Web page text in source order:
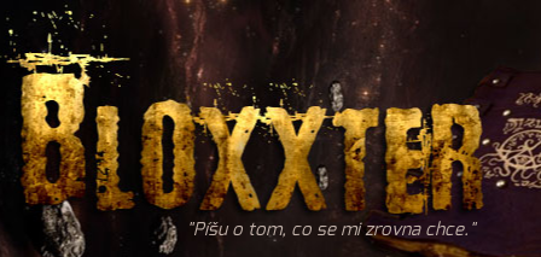
Píšu o tom, co se mi zrovna chce.